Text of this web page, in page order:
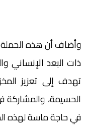
وأضاف أن هذه الحملة
ذات البعد الإنساني
تهدف إلى تعزيز
الحسيمة، والمشاركة
في حاجة ماسة لهذه